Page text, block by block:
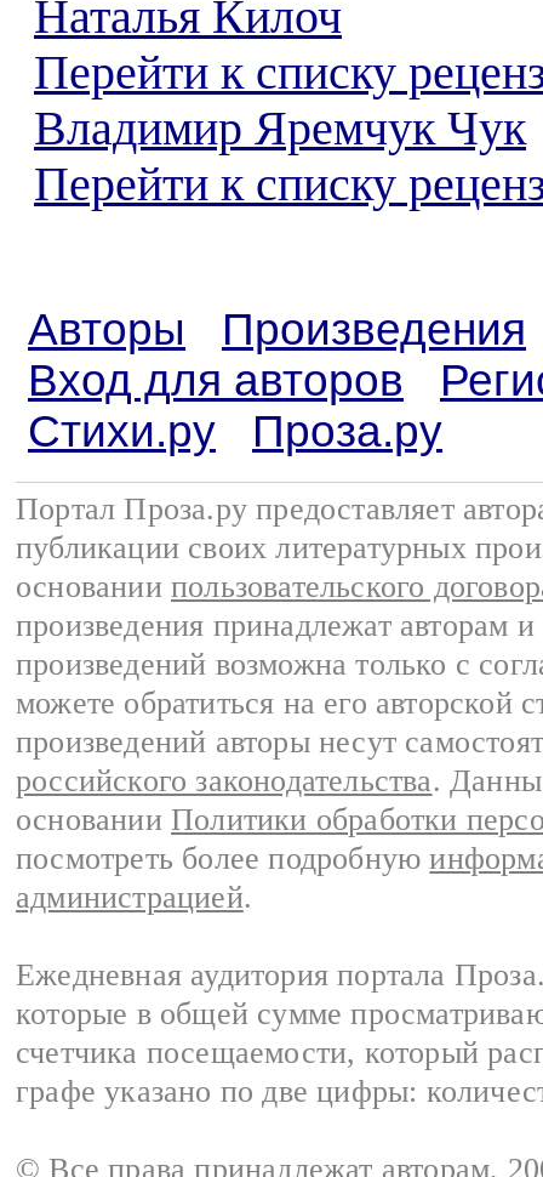
Наталья Килоч
Перейти к списку
Владимир Яремчук Чук
Перейти к списку
Авторы
Произведения
Вход для авторов
Стихи.ру
Проза.ру
Портал Проза.ру предоставляет
публикации своих литературных
основании пользовательского
произведения принадлежат авторам
произведений возможна только с
можете обратиться на его авторской
произведений авторы несут
российского законодательства.
основании Политики обработки
посмотреть более подробную
администрацией.
Ежедневная аудитория портала
которые в общей сумме
счетчика посещаемости, который
графе указано по две цифры:
© Все права принадлежат авторам,